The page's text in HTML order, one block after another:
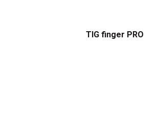
TIG finger PRO